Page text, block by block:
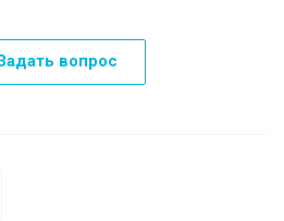
вопрос